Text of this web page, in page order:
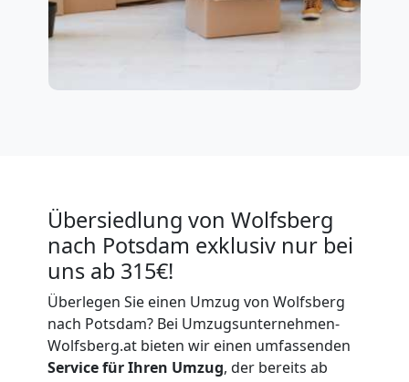
Übersiedlung von Wolfsberg
nach Potsdam exklusiv nur bei
uns ab 315€!
Überlegen Sie einen Umzug von Wolfsberg
nach Potsdam? Bei Umzugsunternehmen-
Wolfsberg.at bieten wir einen umfassenden
Service für Ihren Umzug, der bereits ab